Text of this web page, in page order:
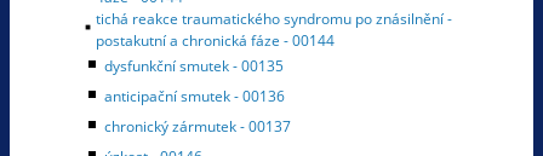
tichá reakce traumatického syndromu po znásilnění -
postakutní a chronická fáze - 00144
dysfunkční smutek - 00135
anticipační smutek - 00136
chronický zármutek - 00137